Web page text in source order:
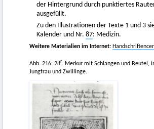
der Hintergrund durch punktiertes
ausgefüllt.
Zu den Illustrationen der Texte 1 und 3
Kalender und Nr. 87: Medizin.
Weitere Materialien im Internet:
Abb. 216: 28r. Merkur mit Schlangen und Beutel,
Jungfrau und Zwillinge.